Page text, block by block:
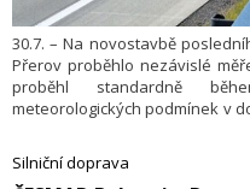
30.7. – Na novostavbě
Přerov proběhlo nezávislé
proběhl standardně
meteorologických podmínek v
součástí měření byl i hluk na
nového přivaděče.
Silniční doprava